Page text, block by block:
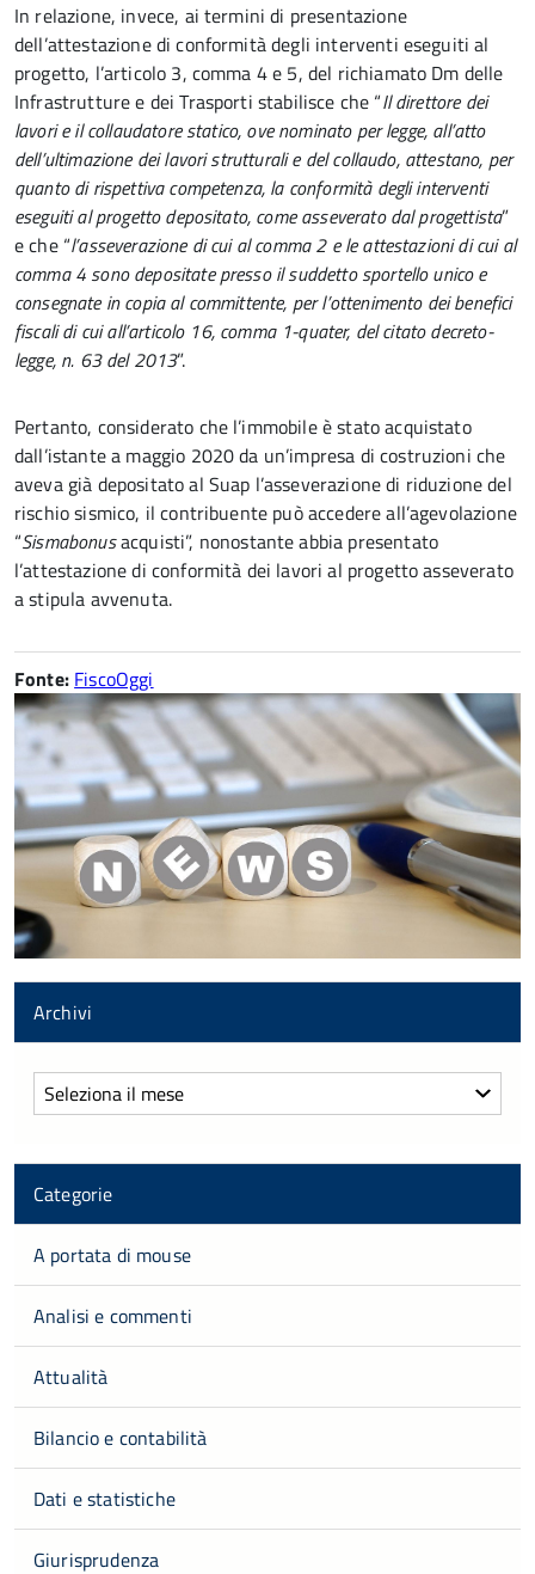
In relazione, invece, ai termini di presentazione
dell’attestazione di conformità degli interventi eseguiti al
progetto, l’articolo 3, comma 4 e 5, del richiamato Dm delle
Infrastrutture e dei Trasporti stabilisce che “Il direttore dei
lavori e il collaudatore statico, ove nominato per legge, all’atto
dell’ultimazione dei lavori strutturali e del collaudo, attestano, per
quanto di rispettiva competenza, la conformità degli interventi
eseguiti al progetto depositato, come asseverato dal progettista”
e che “l’asseverazione di cui al comma 2 e le attestazioni di cui al
comma 4 sono depositate presso il suddetto sportello unico e
consegnate in copia al committente, per l’ottenimento dei benefici
fiscali di cui all’articolo 16, comma 1-quater, del citato decreto-
legge, n. 63 del 2013”.
Pertanto, considerato che l’immobile è stato acquistato
dall’istante a maggio 2020 da un’impresa di costruzioni che
aveva già depositato al Suap l’asseverazione di riduzione del
rischio sismico, il contribuente può accedere all’agevolazione
“Sismabonusacquisti”, nonostante abbia presentato
l’attestazione di conformità dei lavori al progetto asseverato
a stipula avvenuta.
Fonte: FiscoOggi
Archivi
Archivi
Categorie
A portata di mouse
Analisi e commenti
Attualità
Bilancio e contabilità
Dati e statistiche
Giurisprudenza